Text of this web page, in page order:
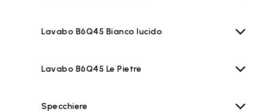
Lavabo B6Q45 Bianco lucido
Lavabo B6Q45 Le Pietre
Specchiere